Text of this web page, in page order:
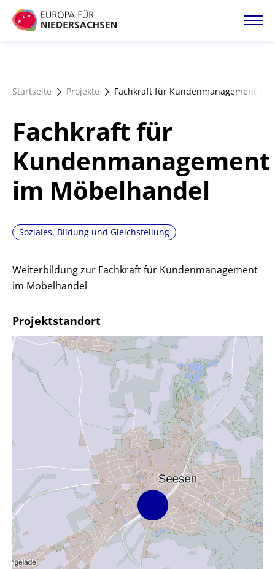
Direkt
zum
Förderangebote
Magazin
Startseite Projekte Fachkraft für Kundenmanagement im
Fachkraft für
Kundenmanagement
im Möbelhandel
Soziales, Bildung und Gleichstellung
Weiterbildung zur Fachkraft für Kundenmanagement
im Möbelhandel
Projektstandort